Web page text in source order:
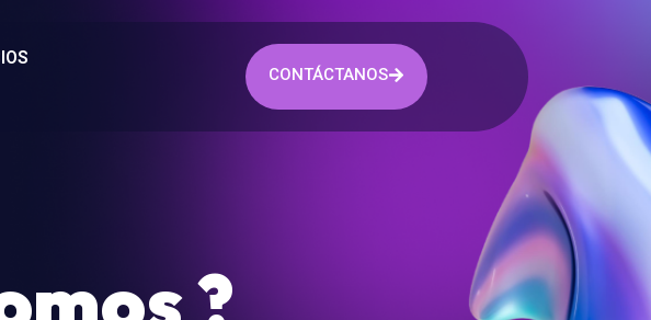
CONTÁCTANOS